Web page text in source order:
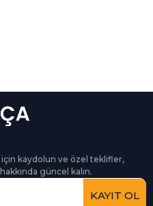
kaydolun ve özel teklifler,
güncel kalın.
KAYIT OL